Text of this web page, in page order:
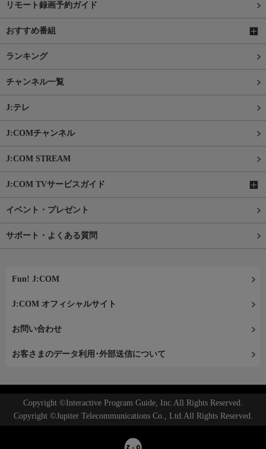
リモート録画予約ガイド
おすすめ番組
ランキング
チャンネル一覧
J:テレ
J:COMチャンネル
J:COM STREAM
J:COM TVサービスガイド
イベント・プレゼント
サポート・よくある質問
Fun! J:COM
J:COM オフィシャルサイト
お問い合わせ
お客さまのデータ利用･外部送信について
Copyright ©Interactive Program Guide, Inc.All Rights Reserved.
Copyright ©Jupiter Telecommunications Co., Ltd.All Rights Reserved.